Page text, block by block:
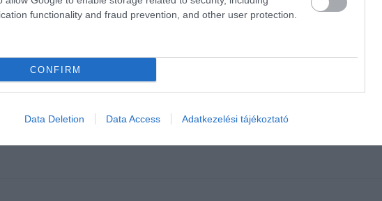
functionality and fraud prevention, and other user protection.
CONFIRM
Data Deletion Data Access Adatkezelési tájékoztató
ország legfinomabb birkapörköltjét " - lehetett olvasni egy gasztro blogon .
.Igazi csárda " feelinget " tapasztaltunk / berendezés , tálalás/
kifogástalan .Gratulálunk a csárda csapatának , máskor is